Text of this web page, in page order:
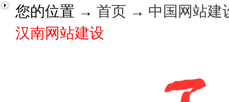
您的位置 → 首页 → 中国网站建
汉南网站建设